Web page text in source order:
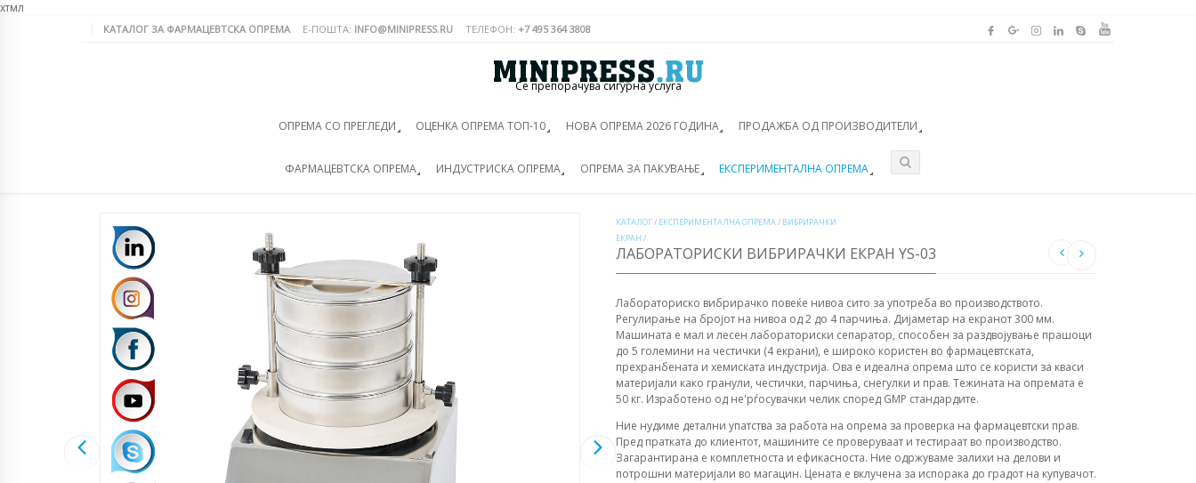
хтмл
КАТАЛОГ ЗА ФАРМАЦЕВТСКА ОПРЕМА Е-ПОШТА: INFO@MINIPRESS.RU ТЕЛЕФОН: +7 495 364 3808
Се препорачува сигурна услуга
ОПРЕМА СО ПРЕГЛЕДИ ОЦЕНКА ОПРЕМА ТОП-10 НОВА ОПРЕМА 2026 ГОДИНА ПРОДАЖБА ОД ПРОИЗВОДИТЕЛИ
ФАРМАЦЕВТСКА ОПРЕМА ИНДУСТРИСКА ОПРЕМА ОПРЕМА ЗА ПАКУВАЊЕ ЕКСПЕРИМЕНТАЛНА ОПРЕМА
КАТАЛОГ/ ЕКСПЕРИМЕНТАЛНА ОПРЕМА/ ВИБРИРАЧКИ
ЕКРАН /
ЛАБОРАТОРИСКИ ВИБРИРАЧКИ ЕКРАН YS-03
Лабораториско вибрирачко повеќе нивоа сито за употреба во производството.
Регулирање на бројот на нивоа од 2 до 4 парчиња. Дијаметар на екранот 300 мм.
Машината е мал и лесен лабораториски сепаратор, способен за раздвојување прашоци
до 5 големини на честички (4 екрани), е широко користен во фармацевтската,
прехранбената и хемиската индустрија. Ова е идеална опрема што се користи за кваси
материјали како гранули, честички, парчиња, снегулки и прав. Тежината на опремата е
50 кг. Изработено од не'рѓосувачки челик според GMP стандардите.
Ние нудиме детални упатства за работа на опрема за проверка на фармацевтски прав.
Пред пратката до клиентот, машините се проверуваат и тестираат во производство.
Загарантирана е комплетноста и ефикасноста. Ние одржуваме залихи на делови и
потрошни материјали во магацин. Цената е вклучена за испорака до градот на купувачот.